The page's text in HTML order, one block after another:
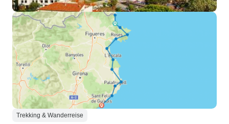
Trekking & Wanderreise